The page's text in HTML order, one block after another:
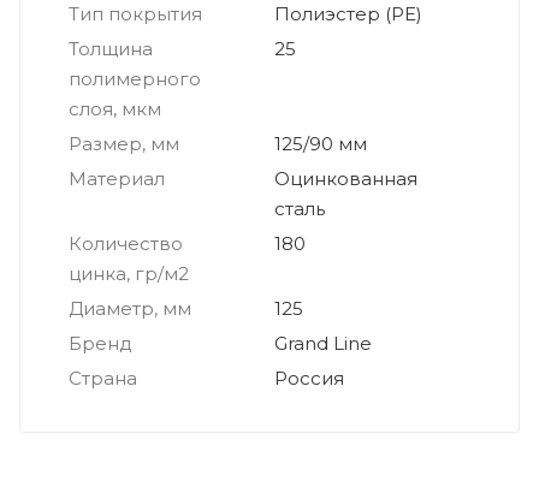
Тип покрытия
Полиэстер (PE)
Толщина
полимерного
слоя, мкм
25
Размер, мм
125/90 мм
Материал
Оцинкованная
сталь
Количество
цинка, гр/м2
180
Диаметр, мм
125
Бренд
Grand Line
Страна
Россия